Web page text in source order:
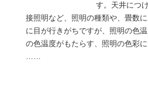
す。天井につ
接照明など、照明の種類や、畳数
に目が行きがちですが、照明の色
の色温度がもたらす、照明の色彩